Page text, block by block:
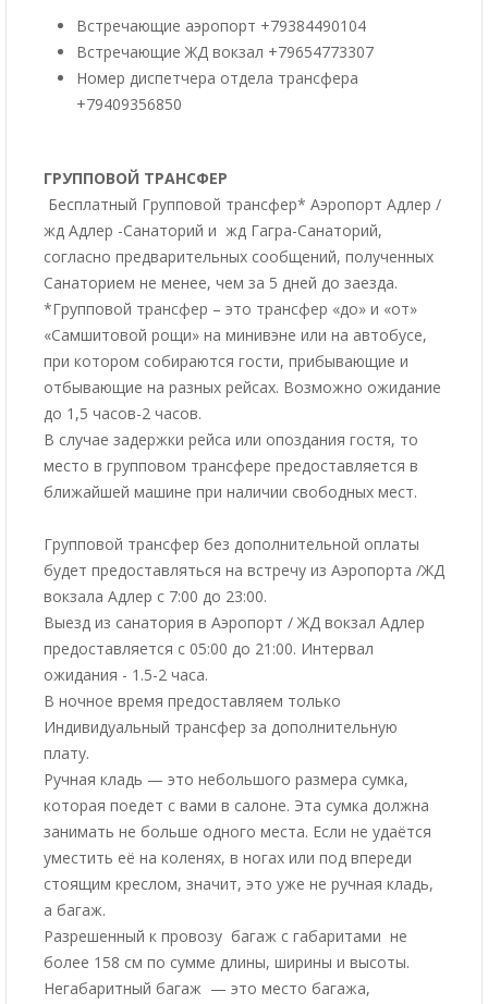
Встречающие аэропорт +79384490104
Встречающие ЖД вокзал +79654773307
Номер диспетчера отдела трансфера
+79409356850
ГРУППОВОЙ ТРАНСФЕР
Бесплатный Групповой трансфер* Аэропорт Адлер /
жд Адлер -Санаторий и жд Гагра-Санаторий,
согласно предварительных сообщений, полученных
Санаторием не менее, чем за 5 дней до заезда.
*Групповой трансфер – это трансфер «до» и «от»
«Самшитовой рощи» на минивэне или на автобусе,
при котором собираются гости, прибывающие и
отбывающие на разных рейсах. Возможно ожидание
до 1,5 часов-2 часов.
В случае задержки рейса или опоздания гостя, то
место в групповом трансфере предоставляется в
ближайшей машине при наличии свободных мест.
Групповой трансфер без дополнительной оплаты
будет предоставляться на встречу из Аэропорта /ЖД
вокзала Адлер с 7:00 до 23:00.
Выезд из санатория в Аэропорт / ЖД вокзал Адлер
предоставляется с 05:00 до 21:00. Интервал
ожидания - 1.5-2 часа.
В ночное время предоставляем только
Индивидуальный трансфер за дополнительную
плату.
Ручная кладь — это небольшого размера сумка,
которая поедет с вами в салоне. Эта сумка должна
занимать не больше одного места. Если не удаётся
уместить её на коленях, в ногах или под впереди
стоящим креслом, значит, это уже не ручная кладь,
а багаж.
Разрешенный к провозу багаж с габаритами не
более 158 см по сумме длины, ширины и высоты.
Негабаритный багаж — это место багажа,